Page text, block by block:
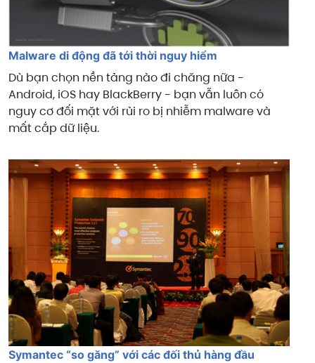
Malware di động đã tới thời nguy hiểm
Dù bạn chọn nền tảng nào đi chăng nữa -
Android, iOS hay BlackBerry - bạn vẫn luôn có
nguy cơ đối mặt với rủi ro bị nhiễm malware và
mất cắp dữ liệu.
Symantec “so găng” với các đối thủ hàng đầu